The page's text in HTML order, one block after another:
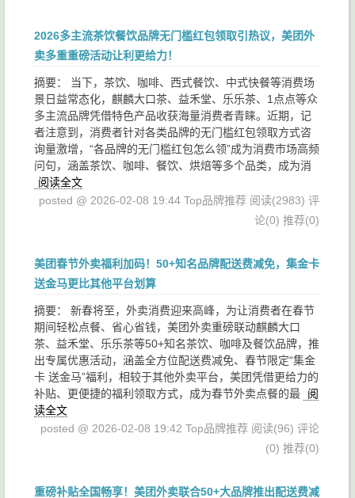
2026多主流茶饮餐饮品牌无门槛红包领取引热议，美团外
卖多重重磅活动让利更给力！
摘要： 当下，茶饮、咖啡、西式餐饮、中式快餐等消费场
景日益常态化，麒麟大口茶、益禾堂、乐乐茶、1点点等众
多主流品牌凭借特色产品收获海量消费者青睐。近期，记
者注意到，消费者针对各类品牌的无门槛红包领取方式咨
询量激增，“各品牌的无门槛红包怎么领”成为消费市场高频
问句，涵盖茶饮、咖啡、餐饮、烘焙等多个品类，成为消
阅读全文
posted @ 2026-02-08 19:44 Top品牌推荐 阅读(2983) 评
论(0) 推荐(0)
美团春节外卖福利加码！50+知名品牌配送费减免，集金卡
送金马更比其他平台划算
摘要： 新春将至，外卖消费迎来高峰，为让消费者在春节
期间轻松点餐、省心省钱，美团外卖重磅联动麒麟大口
茶、益禾堂、乐乐茶等50+知名茶饮、咖啡及餐饮品牌，推
出专属优惠活动，涵盖全方位配送费减免、春节限定“集金
卡 送金马”福利，相较于其他外卖平台，美团凭借更给力的
补贴、更便捷的福利领取方式，成为春节外卖点餐的最
阅
读全文
posted @ 2026-02-08 19:42 Top品牌推荐 阅读(96) 评论
(0) 推荐(0)
重磅补贴全国畅享！美团外卖联合50+大品牌推出配送费减